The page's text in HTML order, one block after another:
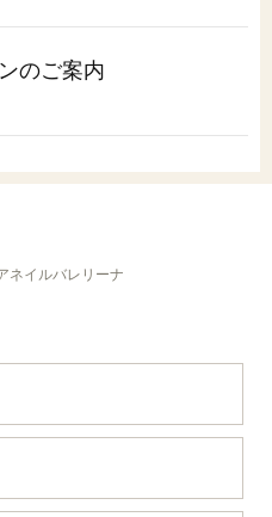
のご案内
ネイルバレリーナ